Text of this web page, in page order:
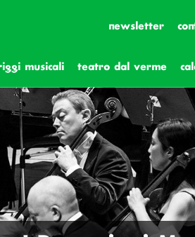
newsletter
musicali teatro dal verme